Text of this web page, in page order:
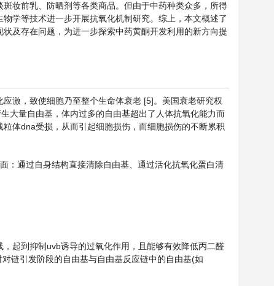
妆前乳、防晒剂等各类商品。但由于中药种类众多，所得
学等技术进一步开展抗氧化机制研究。综上，本文概述了
及存在问题，为进一步探索中药黄酮开发利用的新方向提
激，致使细胞乃至整个生命体衰老 [5]。美国衰老研究权
大量自由基，体内过多的自由基超出了人体抗氧化能力而
体dna受损，从而引起细胞损伤，而细胞损伤的不断累积
：通过自身结构直接清除自由基、通过活化抗氧化蛋白清
起到抑制uvb诱导的过氧化作用，且能够有效降低丙二醛
链引发阶段的自由基与自由基反应链中的自由基(如